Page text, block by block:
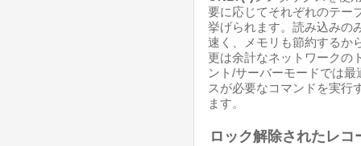
要に応じてそれぞれのテー
挙げられます。読み込みの
速く、メモリも節約するか
更は余計なネットワークの
ント/サーバーモードでは
スが必要なコマンドを実行
ます。
ロック解除されたレ